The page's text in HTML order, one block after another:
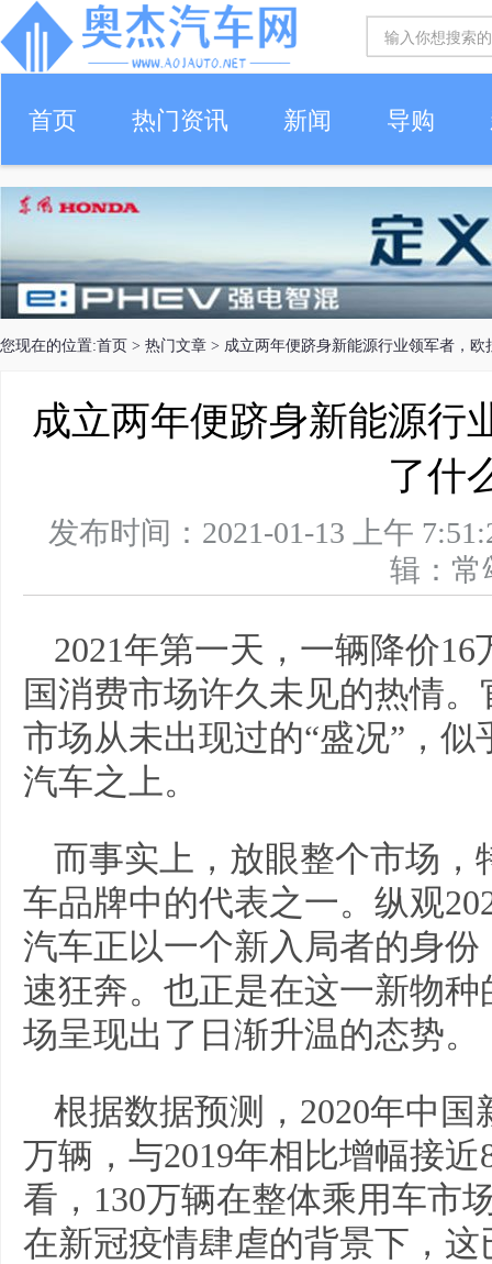
首页 热门资讯 新闻 导购
您现在的位置:首页 > 热门文章 > 成立两年便跻身新能源行业领军者，欧
成立两年便跻身新能源行
了什
发布时间：2021-01-13 上午
辑：
2021年第一天，一辆降价
国消费市场许久未见的热情
市场从未出现过的“盛况”，
汽车之上。
而事实上，放眼整个市场
车品牌中的代表之一。纵观
汽车正以一个新入局者的身
速狂奔。也正是在这一新物
场呈现出了日渐升温的态势。
根据数据预测，2020年中
万辆，与2019年相比增幅接
看，130万辆在整体乘用车市
在新冠疫情肆虐的背景下，